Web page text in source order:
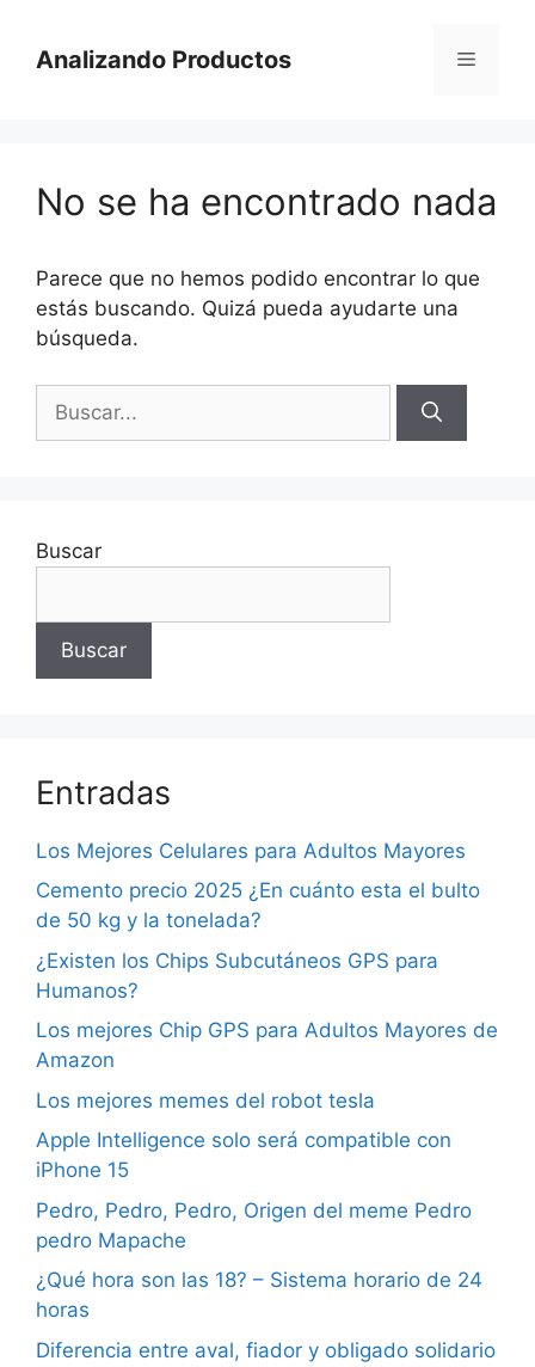
contenido
Analizando Productos Menú
No se ha encontrado nada
Parece que no hemos podido encontrar lo que
estás buscando. Quizá pueda ayudarte una
búsqueda.
Buscar
Buscar
Entradas
Los Mejores Celulares para Adultos Mayores
Cemento precio 2025 ¿En cuánto esta el bulto
de 50 kg y la tonelada?
¿Existen los Chips Subcutáneos GPS para
Humanos?
Los mejores Chip GPS para Adultos Mayores de
Amazon
Los mejores memes del robot tesla
Apple Intelligence solo será compatible con
iPhone 15
Pedro, Pedro, Pedro, Origen del meme Pedro
pedro Mapache
¿Qué hora son las 18? – Sistema horario de 24
horas
Diferencia entre aval, fiador y obligado solidario